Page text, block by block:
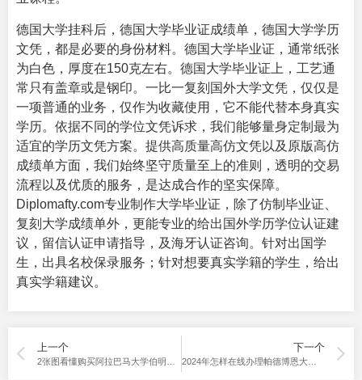
德国大学挂科后，德国大学毕业证成绩单，德国大学学历
文凭，都是必要的身份材料。德国大学毕业证，通常纸张
为白色，厚度在150克左右。德国大学毕业证上，工艺通
常只有盖章或是钢印。一比一复刻国外大学文凭，仅仅是
一项普通的业务，仅作为收藏使用，它不能代替本身真实
学历。依据不同的学位文凭诉求，我们能够量身定制最为
适宜的学历文凭方案。提供高质量高仿文凭以及原版高仿
成绩单方面，我们始终坚守质量至上的准则，透明的交易
流程以及优质的服务，是达成合作的坚实保障。
Diplomafty.com专业制作大学毕业证 ，除了仿制毕业证、
复刻大学成绩单外，更能专业的给出国外学历学位认证建
议，留信认证申请指导，及海牙认证咨询。针对出国学
生，出具名校保录服务；针对想要真实学籍的学生，给出
真实学籍建议。
上一个 下一个
2024年怎样在线办理帕德博恩大学毕业证？